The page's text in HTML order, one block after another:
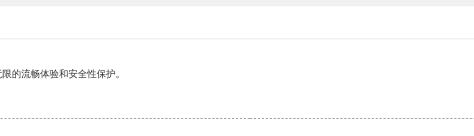
的流畅体验和安全性保护。